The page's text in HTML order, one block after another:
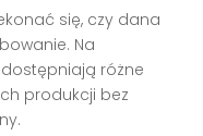
się, czy dana
Na
różne
produkcji bez